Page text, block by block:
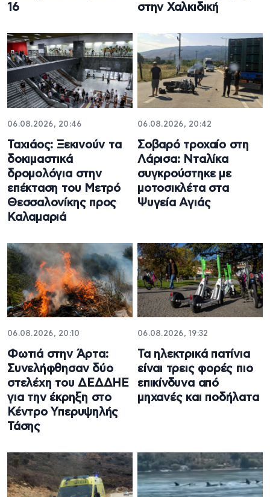
16
στην Χαλκιδική
06.08.2026, 20:46
Ταχιάος: Ξεκινούν τα
δοκιμαστικά
δρομολόγια στην
επέκταση του Μετρό
Θεσσαλονίκης προς
Καλαμαριά
06.08.2026, 20:42
Σοβαρό τροχαίο στη
Λάρισα: Νταλίκα
συγκρούστηκε με
μοτοσικλέτα στα
Ψυγεία Αγιάς
06.08.2026, 20:10
Φωτιά στην Άρτα:
Συνελήφθησαν δύο
στελέχη του ΔΕΔΔΗΕ
για την έκρηξη στο
Κέντρο Υπερυψηλής
Τάσης
06.08.2026, 19:32
Τα ηλεκτρικά πατίνια
είναι τρεις φορές πιο
επικίνδυνα από
μηχανές και ποδήλατα